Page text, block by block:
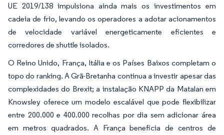
UE 2019/138 impulsiona ainda mais os investimentos em
cadeia de frio, levando os operadores a adotar acionamentos
de velocidade variável energeticamente eficientes e
corredores de shuttle isolados.
O Reino Unido, França, Itália e os Países Baixos completam o
topo do ranking. A Grã-Bretanha continua a investir apesar das
complexidades do Brexit; a instalação KNAPP da Matalan em
Knowsley oferece um modelo escalável que pode flexibilizar
entre 200.000 e 400.000 recolhas por dia sem adicionar área
em metros quadrados. A França beneficia de centros de